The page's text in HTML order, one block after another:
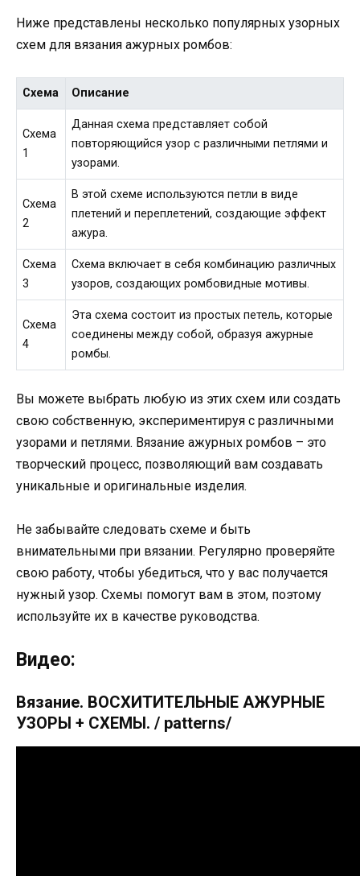
Ниже представлены несколько популярных узорных
схем для вязания ажурных ромбов:
Схема Описание
Схема
1
Данная схема представляет собой
повторяющийся узор с различными петлями и
узорами.
Схема
2
В этой схеме используются петли в виде
плетений и переплетений, создающие эффект
ажура.
Схема
3
Схема включает в себя комбинацию различных
узоров, создающих ромбовидные мотивы.
Схема
4
Эта схема состоит из простых петель, которые
соединены между собой, образуя ажурные
ромбы.
Вы можете выбрать любую из этих схем или создать
свою собственную, экспериментируя с различными
узорами и петлями. Вязание ажурных ромбов – это
творческий процесс, позволяющий вам создавать
уникальные и оригинальные изделия.
Не забывайте следовать схеме и быть
внимательными при вязании. Регулярно проверяйте
свою работу, чтобы убедиться, что у вас получается
нужный узор. Схемы помогут вам в этом, поэтому
используйте их в качестве руководства.
Видео:
Вязание. ВОСХИТИТЕЛЬНЫЕ АЖУРНЫЕ
УЗОРЫ + СХЕМЫ. / patterns/